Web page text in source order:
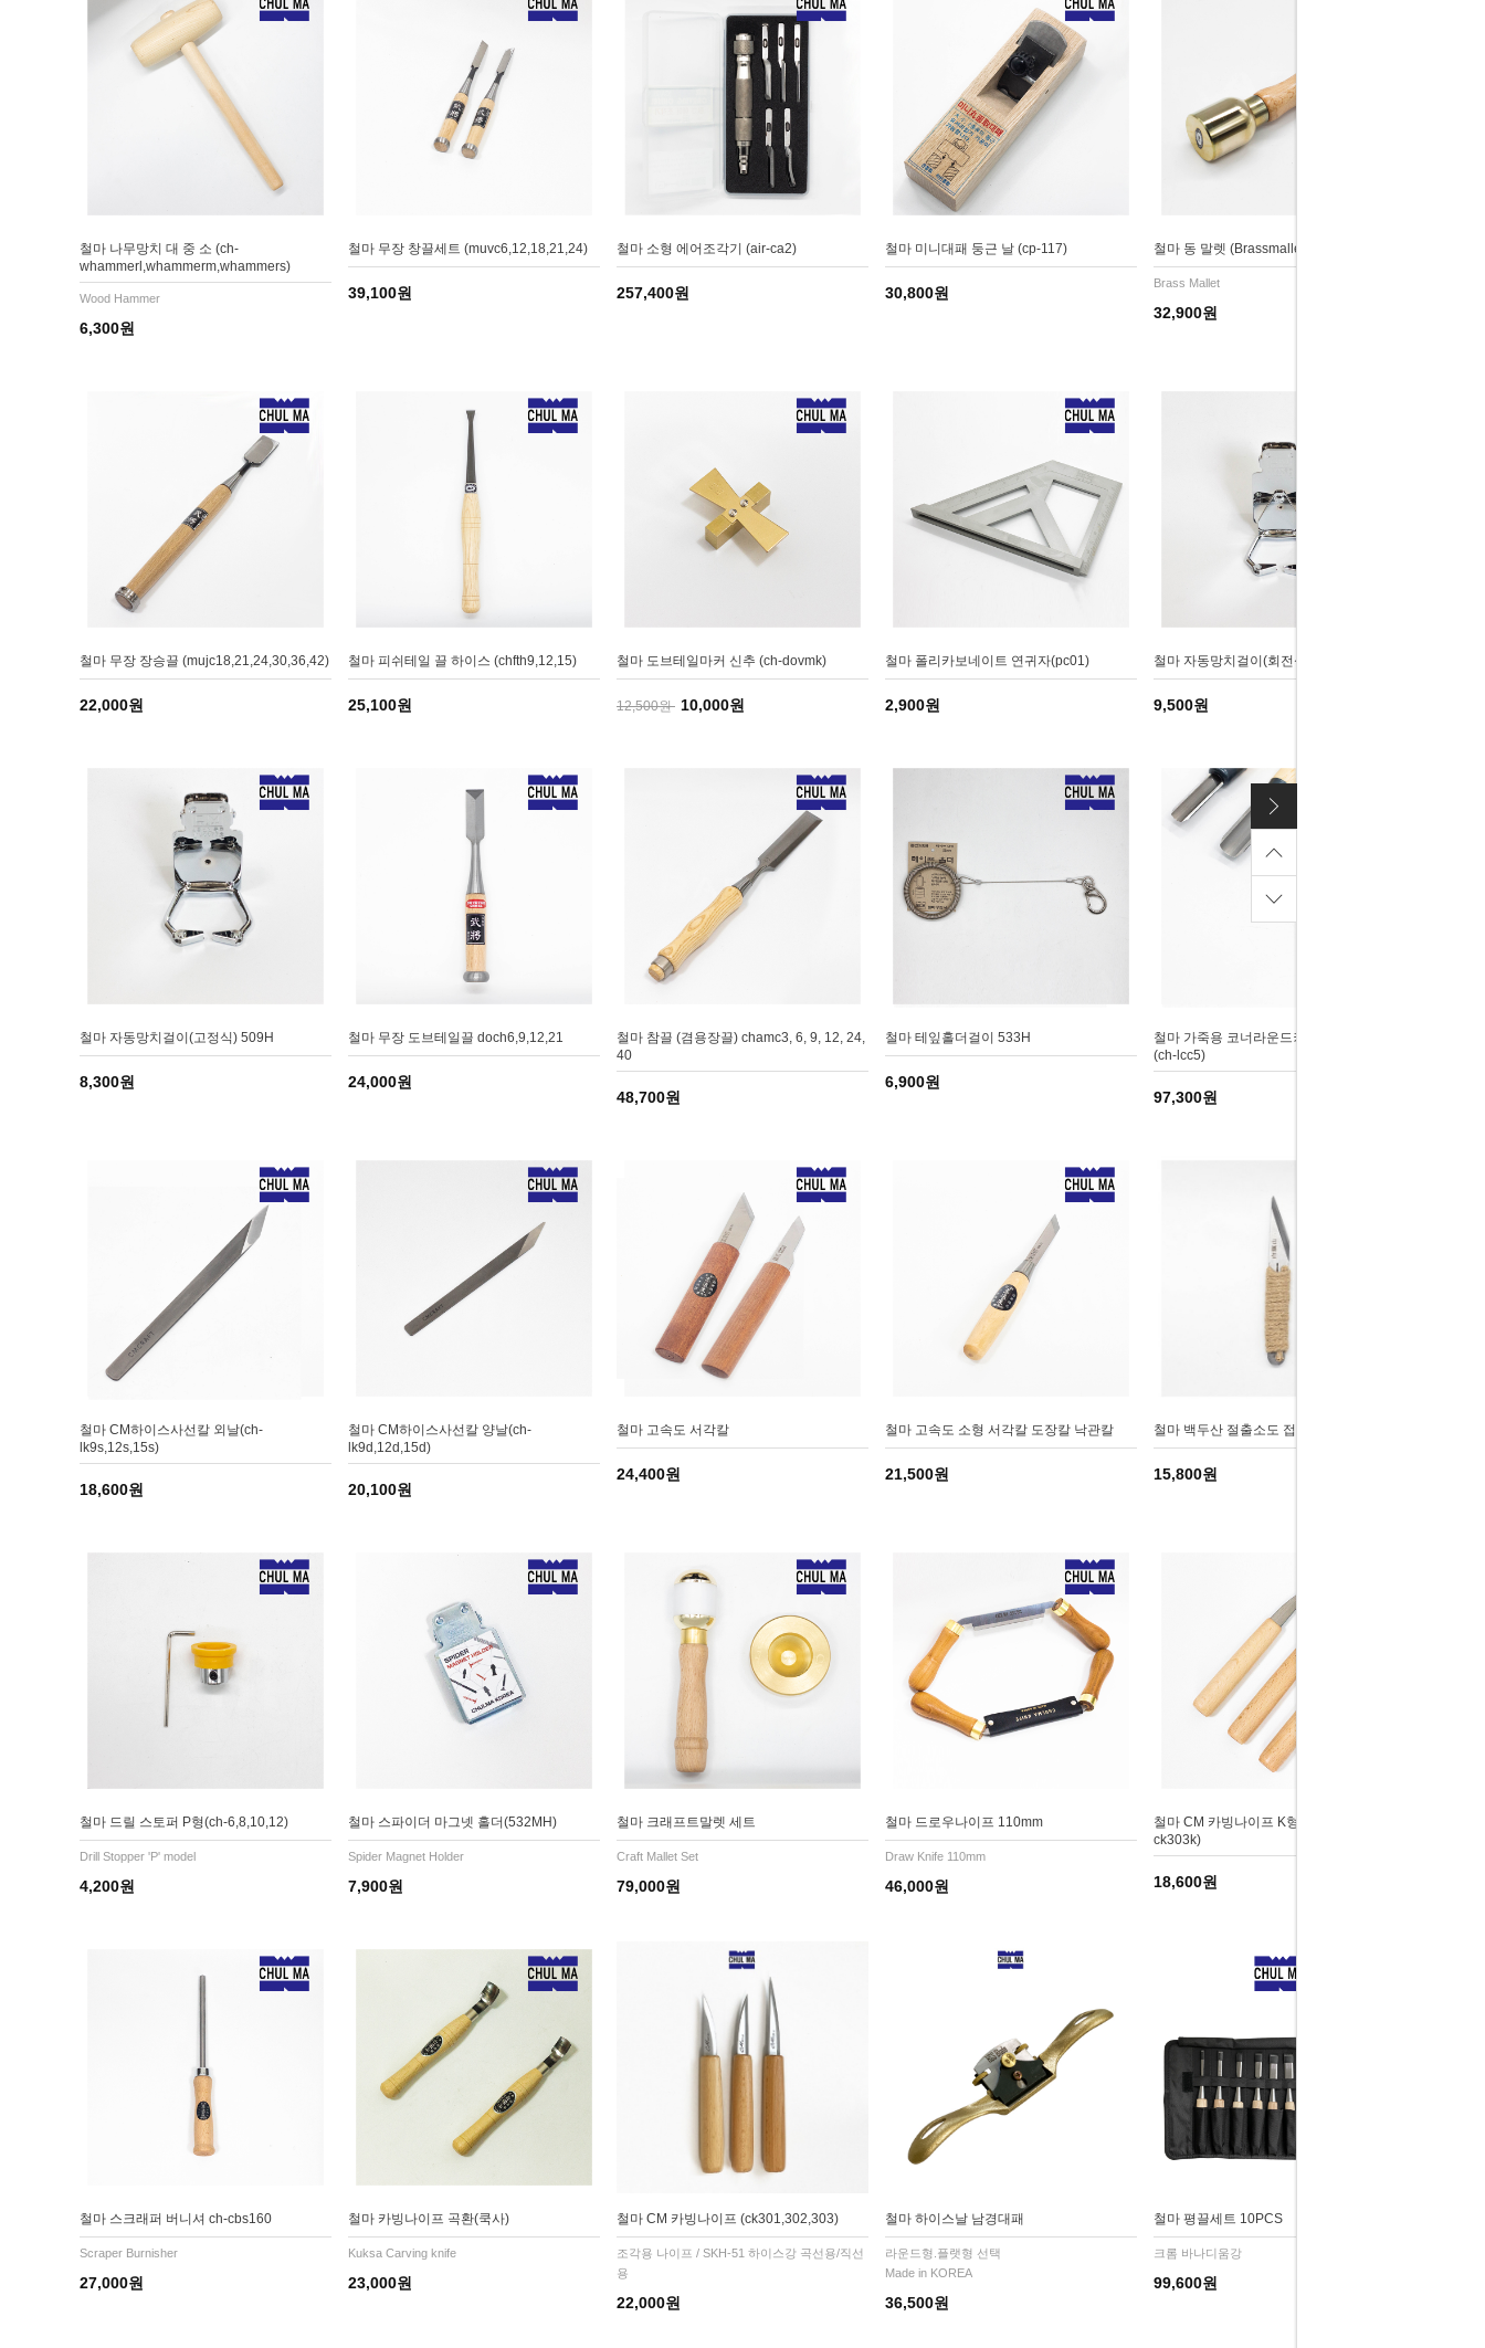
철마 나무망치 대 중 소 (ch-
whammerl,whammerm,whammers)
Wood Hammer
6,300원
철마 무장 창끌세트 (muvc6,12,18,21,24)
39,100원
철마 소형 에어조각기 (air-ca2)
257,400원
철마 미니대패 둥근 날 (cp-117)
30,800원
철마 동 말렛 (Brassmallet570) 황동 망치
Brass Mallet
32,900원
철마 무장 장승끌 (mujc18,21,24,30,36,42)
22,000원
철마 피쉬테일 끌 하이스 (chfth9,12,15)
25,100원
철마 도브테일마커 신추 (ch-dovmk)
12,500원 10,000원
철마 폴리카보네이트 연귀자(pc01)
2,900원
철마 자동망치걸이(회전식) 509W
9,500원
철마 자동망치걸이(고정식) 509H
8,300원
철마 무장 도브테일끌 doch6,9,12,21
24,000원
철마 참끌 (겸용장끌) chamc3, 6, 9, 12, 24,
40
48,700원
철마 테잎홀더걸이 533H
6,900원
철마 가죽용 코너라운드커터 5본조세트
(ch-lcc5)
97,300원
철마 CM하이스사선칼 외날(ch-
lk9s,12s,15s)
18,600원
철마 CM하이스사선칼 양날(ch-
lk9d,12d,15d)
20,100원
철마 고속도 서각칼
24,400원
철마 고속도 소형 서각칼 도장칼 낙관칼
21,500원
철마 백두산 절출소도 접목도(cjk16,18,21)
15,800원
철마 드릴 스토퍼 P형(ch-6,8,10,12)
Drill Stopper 'P' model
4,200원
철마 스파이더 마그넷 홀더(532MH)
Spider Magnet Holder
7,900원
철마 크래프트말렛 세트
Craft Mallet Set
79,000원
철마 드로우나이프 110mm
Draw Knife 110mm
46,000원
철마 CM 카빙나이프 K형 (ck301k, ck302k,
ck303k)
18,600원
철마 스크래퍼 버니셔 ch-cbs160
Scraper Burnisher
27,000원
철마 카빙나이프 곡환(쿡사)
Kuksa Carving knife
23,000원
철마 CM 카빙나이프 (ck301,302,303)
조각용 나이프 / SKH-51 하이스강 곡선용/직선
용
22,000원
철마 하이스날 남경대패
라운드형.플랫형 선택
Made in KOREA
36,500원
철마 평끌세트 10PCS
크롬 바나디움강
99,600원